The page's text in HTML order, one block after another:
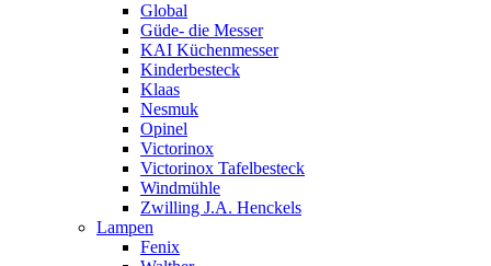
Global
Güde- die Messer
KAI Küchenmesser
Kinderbesteck
Klaas
Nesmuk
Opinel
Victorinox
Victorinox Tafelbesteck
Windmühle
Zwilling J.A. Henckels
Lampen
Fenix